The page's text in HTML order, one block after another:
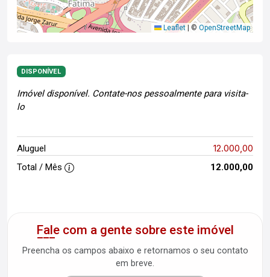
Leaflet | © OpenStreetMap
DISPONÍVEL
Imóvel disponível. Contate-nos pessoalmente para visita-
lo
Aluguel 12.000,00
Total / Mês 12.000,00
Fale com a gente sobre este imóvel
Preencha os campos abaixo e retornamos o seu contato
em breve.